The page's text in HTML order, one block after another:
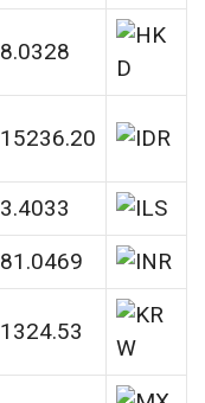
8.0328
15236.20
3.4033
81.0469
1324.53